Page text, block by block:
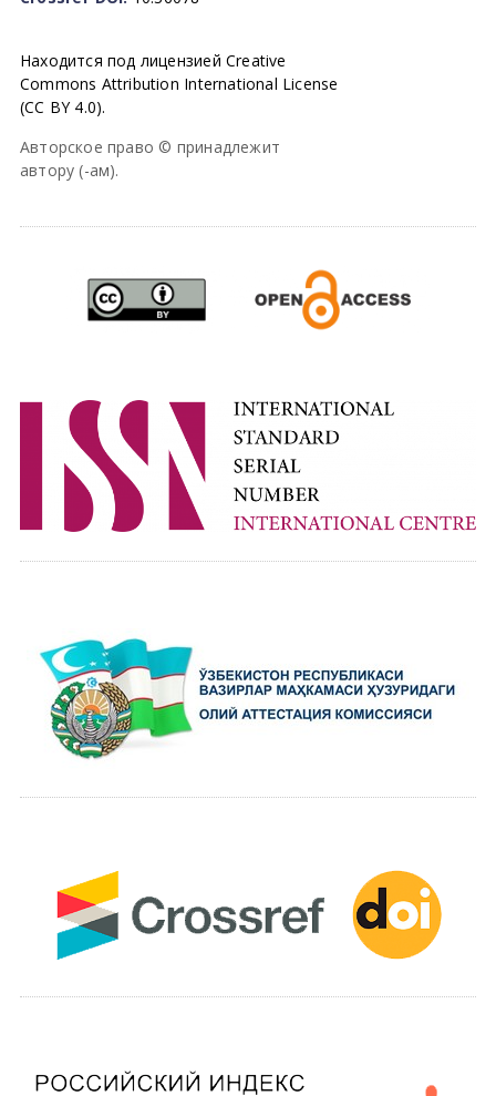
Находится под лицензией Creative
Commons Attribution International License
(CC BY 4.0).
Авторское право © принадлежит
автору (-ам).